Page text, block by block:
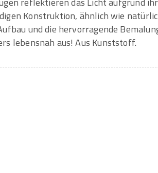
Konstruktion, ähnlich wie
und die hervorragende
lebensnah aus! Aus Kunststoff.